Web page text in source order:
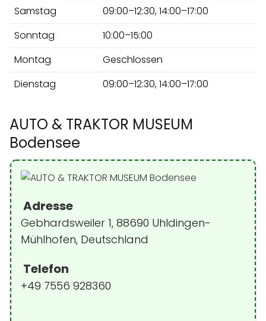
Samstag
09:00–12:30, 14:00–17:00
Sonntag
10:00–15:00
Montag
Geschlossen
Dienstag
09:00–12:30, 14:00–17:00
AUTO & TRAKTOR MUSEUM
Bodensee
Adresse
Gebhardsweiler 1, 88690 Uhldingen-
Mühlhofen, Deutschland
Telefon
+49 7556 928360